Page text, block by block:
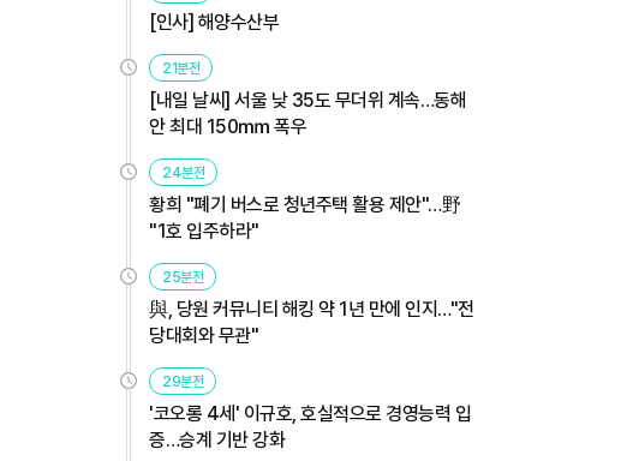
[인사] 해양수산부
21분전
[내일 날씨] 서울 낮 35도 무더위 계속…동해
안 최대 150㎜ 폭우
24분전
황희 "폐기 버스로 청년주택 활용 제안"…野
"1호 입주하라"
25분전
與, 당원 커뮤니티 해킹 약 1년 만에 인지…"전
당대회와 무관"
29분전
'코오롱 4세' 이규호, 호실적으로 경영능력 입
증…승계 기반 강화